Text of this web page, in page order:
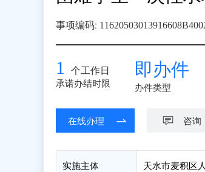
事项编码:
1 个工作日
承诺办结时限
即办件
办件类型
在线办理 咨询
实施主体 天水市麦积区